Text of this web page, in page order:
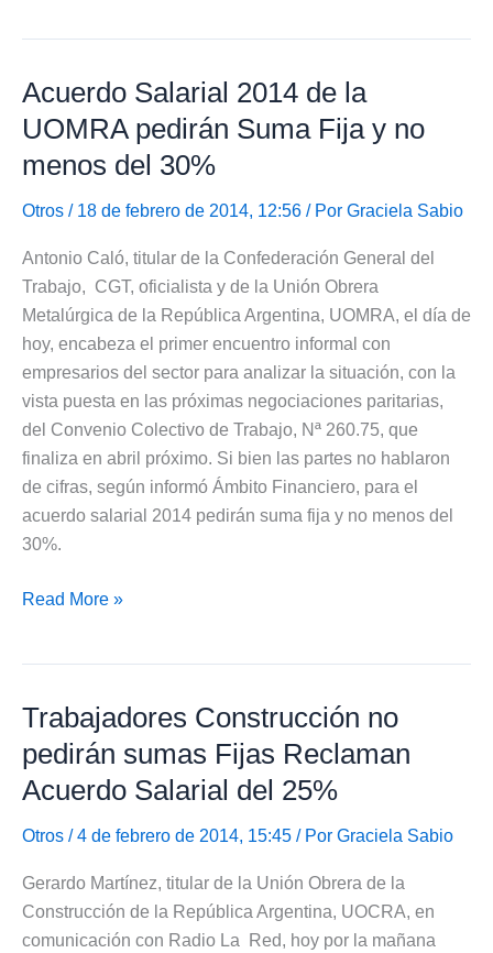
del
Aumento
Salarial
2014
Acuerdo Salarial 2014 de la
UOMRA pedirán Suma Fija y no
menos del 30%
Otros / 18 de febrero de 2014, 12:56 / Por Graciela Sabio
Antonio Caló, titular de la Confederación General del
Trabajo, CGT, oficialista y de la Unión Obrera
Metalúrgica de la República Argentina, UOMRA, el día de
hoy, encabeza el primer encuentro informal con
empresarios del sector para analizar la situación, con la
vista puesta en las próximas negociaciones paritarias,
del Convenio Colectivo de Trabajo, Nª 260.75, que
finaliza en abril próximo. Si bien las partes no hablaron
de cifras, según informó Ámbito Financiero, para el
acuerdo salarial 2014 pedirán suma fija y no menos del
30%.
Acuerdo
la
UOMRA
pedirán
Suma
Fija
no
menos
del
Read More »
Trabajadores Construcción no
pedirán sumas Fijas Reclaman
Acuerdo Salarial del 25%
Otros / 4 de febrero de 2014, 15:45 / Por Graciela Sabio
Gerardo Martínez, titular de la Unión Obrera de la
Construcción de la República Argentina, UOCRA, en
comunicación con Radio La Red, hoy por la mañana